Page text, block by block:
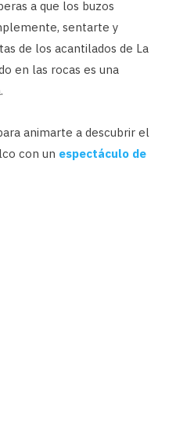
a que los buzos
sentarte y
de los acantilados de La
en las rocas es una
animarte a descubrir el
con un espectáculo de